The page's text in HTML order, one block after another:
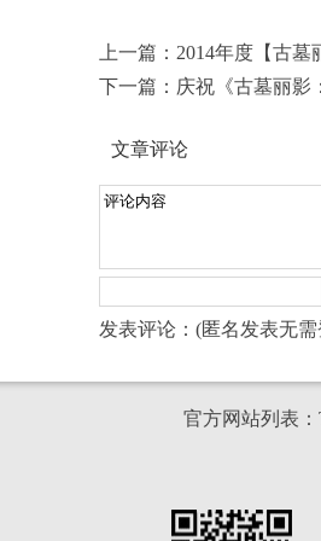
上一篇： 2014年度【古
下一篇： 庆祝《古墓丽影
文章评论
发表评论：(匿名发表无
官方网站列表：